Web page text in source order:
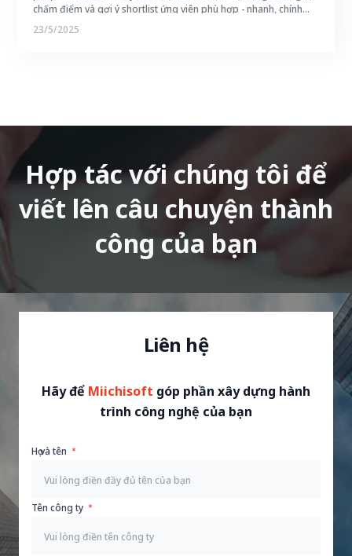
chấm điểm và gợi ý shortlist ứng viên phù hợp - nhanh, chính
xác, nhất quán, ngay cả khi bạn không có nền tảng kỹ thuật.
23/5/2025
Hợp tác với chúng tôi để
viết lên câu chuyện thành
công của bạn
Liên hệ
Hãy để Miichisoft góp phần xây dựng hành
trình công nghệ của bạn
Họ và tên
Tên công ty